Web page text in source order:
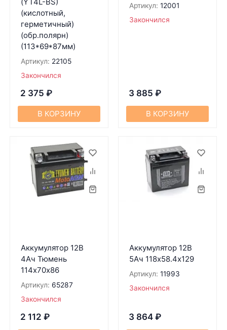
(кислотный,
герметичный)
(обр.полярн)
(113*69*87мм)
Артикул: 22105
Закончился
2 375 ₽
В КОРЗИНУ
Артикул: 12001
Закончился
3 885 ₽
В КОРЗИНУ
Аккумулятор 12В
4Ач Тюмень
114х70х86
Артикул: 65287
Закончился
2 112 ₽
Аккумулятор 12В
5Ач 118х58.4х129
Артикул: 11993
Закончился
3 864 ₽